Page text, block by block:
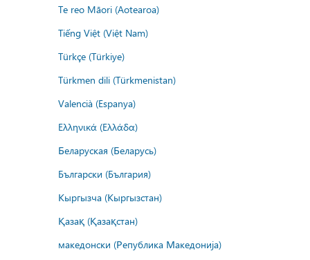
Te reo Māori (Aotearoa)
Tiếng Việt (Việt Nam)
Türkçe (Türkiye)
Türkmen dili (Türkmenistan)
Valencià (Espanya)
Ελληνικά (Ελλάδα)
Беларуская (Беларусь)
Български (България)
Кыргызча (Кыргызстан)
Қазақ (Қазақстан)
македонски (Република Македонија)